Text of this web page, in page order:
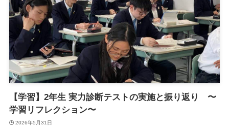
【学習】2年生 実力診断テストの実施と振り返り 〜
学習リフレクション〜
2026年5月31日